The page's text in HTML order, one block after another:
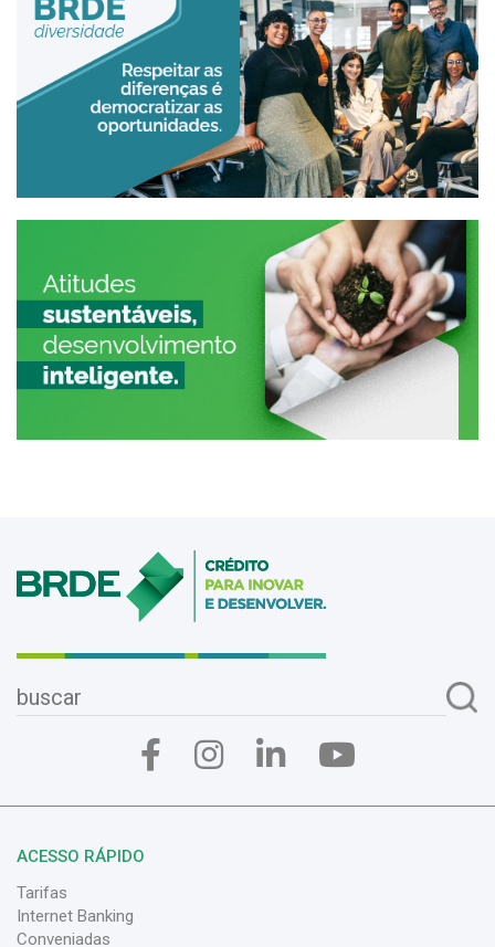
ACESSO RÁPIDO
Tarifas
Internet Banking
Conveniadas